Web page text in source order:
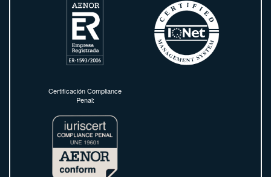
Certificación Compliance
Penal: